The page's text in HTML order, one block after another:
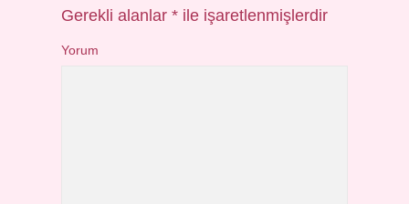
Gerekli alanlar* ile işaretlenmişlerdir
Yorum